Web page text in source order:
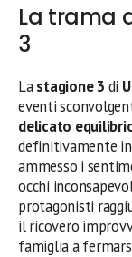
La trama
3
Lastagione 3 di
eventi
delicato
definitivamente in
ammesso i
occhi
protagonisti
il ricovero
famiglia a